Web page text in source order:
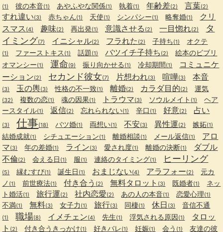
(1) 彼の本音(1) あやふやな関係(1) 執着(1) 年齢差(2) 言葉(2)
すれ違い(3) 赤ちゃん(1) 天使(1) シンパシー(1) 略奪婚(1)
クリ
スマス (4) 趣味(2) 再出発(1) 意識させる (2) 一目惚れ(2)
タ
イミング(7) イニシャル(2) フラれた (2) 子持ち(1) オクテ
(1) ファーストキス (1) 話題(1) バツイチ子持ち (2)
絵本のビブリ
オマンシー(1) 運命(9) 振り向かせる (1) 冷却期間(1)
コミュニケ
ーション(2) セカンド彼女(7) 片想われ(3) 喧嘩(3) 本音
(3) 玉の輿(3) 性格の不一致(1) 離婚(2) カラダ目的(2) 運気
(32) 複数の恋(1) 魂の因果(1) トラウマ(3) ソウルメイト (1)
ヘア
ースタイル(1) 返信(2) 忘れられない(1) 辛口 (1) 好意(2) 占い
(3) 仕事(18) バツ婚(1) 両想い(1) 不安(3) 異性運(2) 嫉妬(1)
結婚成就(1) シチュエーション(1) 離婚相談(1) メール返信(1)
アロ
マ(3) 年の差婚(1) ライン(3) 愛され度(1) 離婚の決断(1)
ダブル
不倫(2) 会える日 (1) 服(1) 連絡のタイミング(1) ヒーリング
(5) 縁むすび(1) 誕生日 (1) おまじない(4) アラフォー(2)
元カ
ノ (1) 前世療法(1) 付き合う (2) 無料タロット (3) 既婚者(1)
ネッ
ト婚活(1) 旅行運(2) 社内恋愛(2) あの人の本音(1) 恋愛心理(1)
不満(1) 無料(3) 女子力 (1) 旅行(3) 同棲(1) 休日 (3) 音信不通
(1) 職場(8) イメチェン(4) 先生(1) 浮気される原因(1)
タロッ
ト (2) 付き合うきっかけ(1) 好きバレ(1) 妊娠(1) 会う (1)
友達の彼